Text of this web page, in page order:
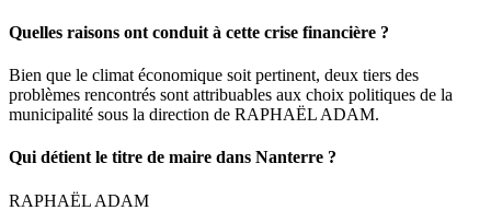
Quelles raisons ont conduit à cette crise financière ?
Bien que le climat économique soit pertinent, deux tiers des
problèmes rencontrés sont attribuables aux choix politiques de la
municipalité sous la direction de RAPHAËL ADAM.
Qui détient le titre de maire dans Nanterre ?
RAPHAËL ADAM